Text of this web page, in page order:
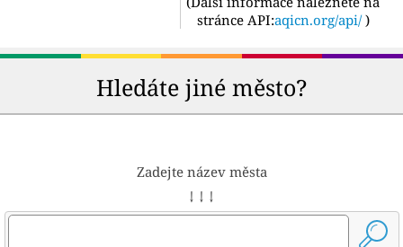
stránce API:aqicn.org/api/ )
Hledáte jiné město?
Zadejte název města
↓ ↓ ↓